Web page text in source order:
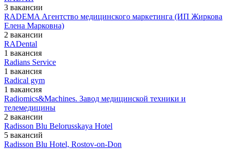
3 вакансии
RADEMA Агентство медицинского маркетинга (ИП Жиркова
Елена Марковна)
2 вакансии
RADental
1 вакансия
Radians Service
1 вакансия
Radical gym
1 вакансия
Radiomics&Machines. Завод медицинской техники и
телемедицины
2 вакансии
Radisson Blu Belorusskaya Hotel
5 вакансий
Radisson Blu Hotel, Rostov-on-Don